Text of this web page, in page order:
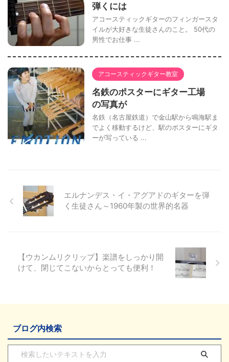
弾くには
アコースティックギターのフィンガースタ
イルが大好きな生徒さんのこと。 50代の
男性でお仕事 ...
アコースティックギター教室
名鉄のポスターにギター工場
の写真が
名鉄（名古屋鉄道）で金山駅から鳴海駅ま
でよく移動するけど、駅のポスターにギタ
ーが写っている ...
エルナンデス・イ・アグアドのギターを弾
く生徒さん～1960年製の世界的名器
【ウカンムリクリップ】楽譜をしっかり開
けて、閉じてこないからとっても便利！
ブログ内検索